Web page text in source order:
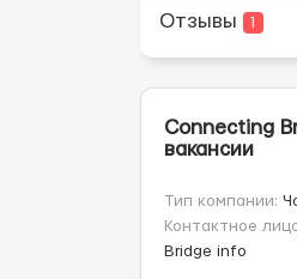
Отзывы 1
Connecting
вакансии
Тип компании:
Контактное
Bridge info